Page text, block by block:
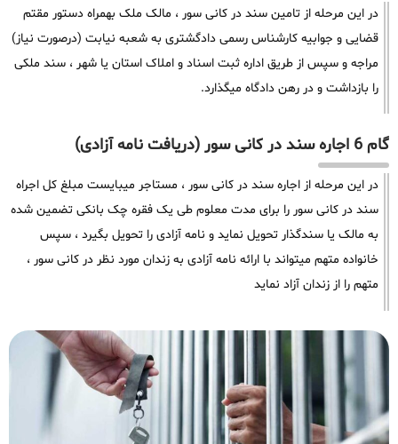
در این مرحله از تامین سند در کانی سور ، مالک ملک بهمراه دستور مقتم
قضایی و جوابیه کارشناس رسمی دادگشتری به شعبه نیابت (درصورت نیاز)
مراجه و سپس از طریق اداره ثبت اسناد و املاک استان یا شهر ، سند ملکی
را بازداشت و در رهن دادگاه میگذارد.
گام 6 اجاره سند در کانی سور (دریافت نامه آزادی)
در این مرحله از اجاره سند در کانی سور ، مستاجر میبایست مبلغ کل اجراه
سند در کانی سور را برای مدت معلوم طی یک فقره چک بانکی تضمین شده
به مالک یا سندگذار تحویل نماید و نامه آزادی را تحویل بگیرد ، سپس
خانواده متهم میتواند با ارائه نامه آزادی به زندان مورد نظر در کانی سور ،
متهم را از زندان آزاد نماید